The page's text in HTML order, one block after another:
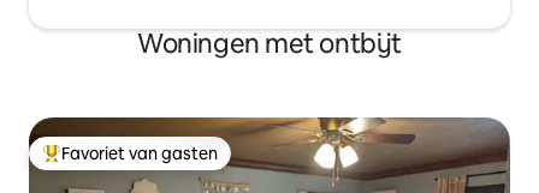
Woningen met ontbijt
Topfavoriet van gasten
Favoriet van gasten